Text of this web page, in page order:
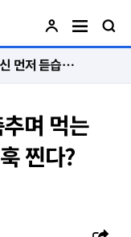
“절대 먼저 말하지 않아요. 대신 먼저 듣습니다”
며 먹는
찐다?